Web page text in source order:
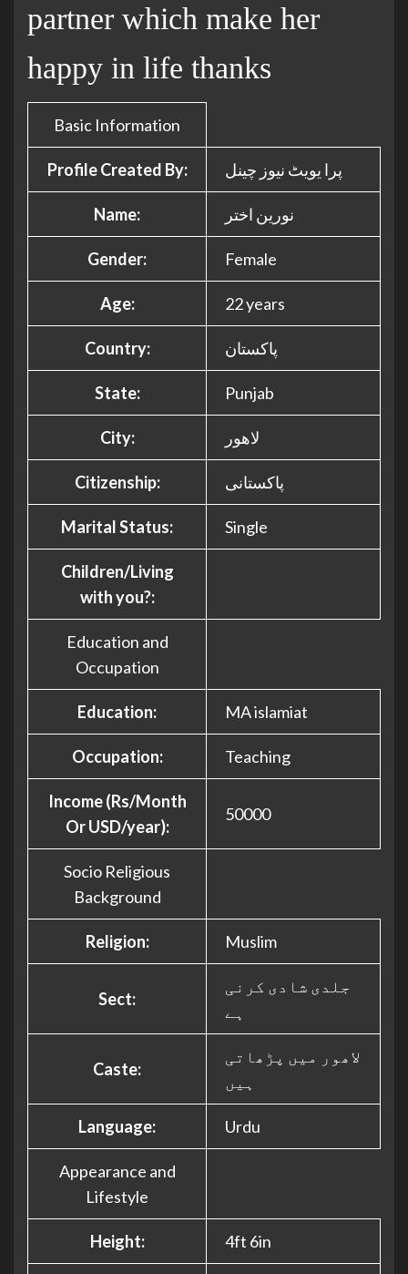
partner which make her
happy in life thanks
Basic Information
Profile Created By: پرا یویٹ نیوز چینل
Name: نورین اختر
Gender: Female
Age: 22 years
Country: پاکستان
State: Punjab
City: لاھور
Citizenship: پاکستانی
Marital Status: Single
Children/Living
with you?:
Education and
Occupation
Education: MA islamiat
Occupation: Teaching
Income (Rs/Month
Or USD/year):
50000
Socio Religious
Background
Religion: Muslim
Sect:
جلدی شادی کرنی
ہے
Caste:
لاھور میں پڑھاتی
ہیں
Language: Urdu
Appearance and
Lifestyle
Height: 4ft 6in